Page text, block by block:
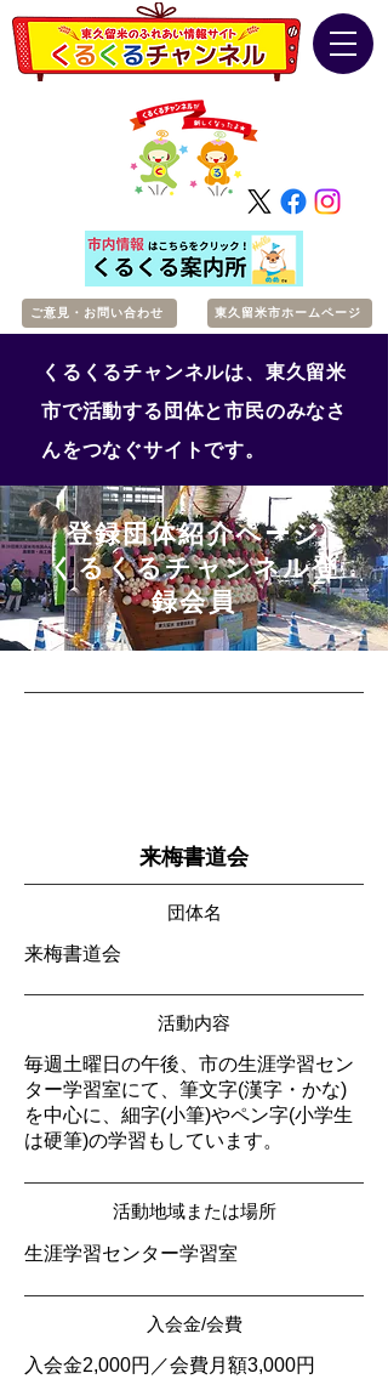
ご意見・お問い合わせ 東久留米市ホームページ
くるくるチャンネルは、東久留米
市で活動する団体と市民のみなさ
んをつなぐサイトです。
来梅書道会
団体名
来梅書道会
活動内容
毎週土曜日の午後、市の生涯学習セン
ター学習室にて、筆文字(漢字・かな)
を中心に、細字(小筆)やペン字(小学生
は硬筆)の学習もしています。
活動地域または場所
生涯学習センター学習室
入会金/会費
入会金2,000円／会費月額3,000円
登録団体紹介ページ
​くるくるチャンネル登
録会員